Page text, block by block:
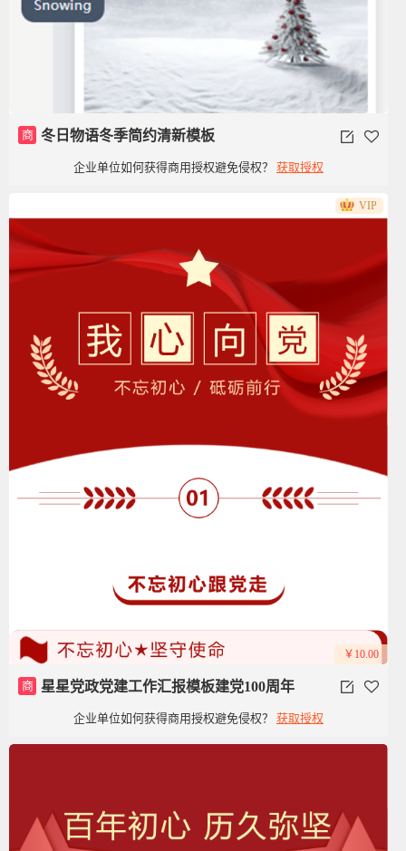
商 冬日物语冬季简约清新模板
企业单位如何获得商用授权避免侵权？ 获取授权
VIP
￥10.00
商 星星党政党建工作汇报模板建党100周年
企业单位如何获得商用授权避免侵权？ 获取授权